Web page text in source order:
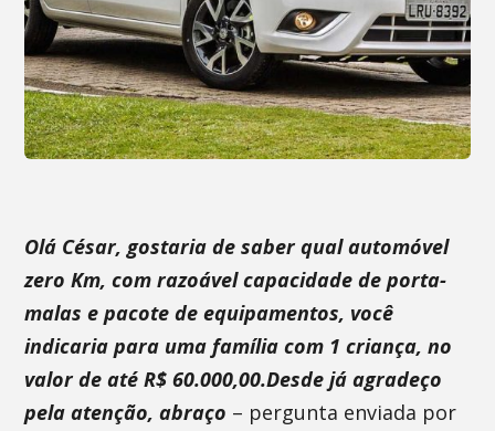
Olá César, gostaria de saber qual automóvel
zero Km, com razoável capacidade de porta-
malas e pacote de equipamentos, você
indicaria para uma família com 1 criança, no
valor de até R$ 60.000,00.Desde já agradeço
pela atenção, abraço – pergunta enviada por